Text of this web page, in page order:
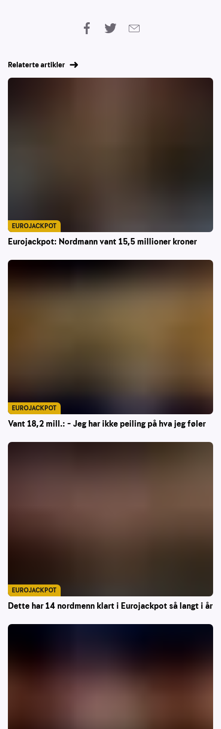
Relaterte artikler
Eurojackpot: Nordmann vant 15,5 millioner kroner
EUROJACKPOT
Vant 18,2 mill.: – Jeg har ikke peiling på hva jeg føler
EUROJACKPOT
Dette har 14 nordmenn klart i Eurojackpot så langt i år
EUROJACKPOT